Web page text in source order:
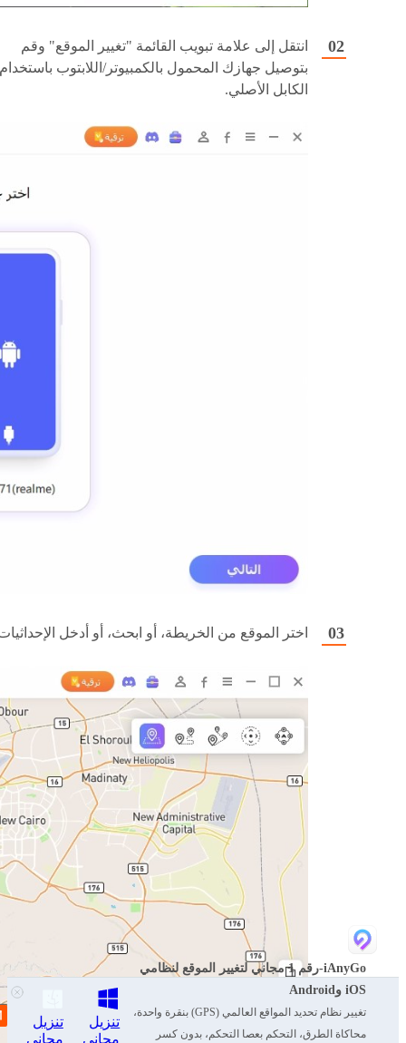
انتقل إلى علامة تبويب القائمة "تغيير الموقع" وقم
بتوصيل جهازك المحمول بالكمبيوتر/اللابتوب باستخدام
الكابل الأصلي.
اختر الموقع من الخريطة، أو ابحث، أو أدخل
iAnyGo-رقم 1 مجاني لتغيير الموقع لنظامي
iOS وAndroid
تغيير نظام تحديد المواقع العالمي (GPS) بنقرة واحدة،
محاكاة الطرق، التحكم بعصا التحكم، بدون كسر
تنزيل
مجاني
تنزيل
مجاني